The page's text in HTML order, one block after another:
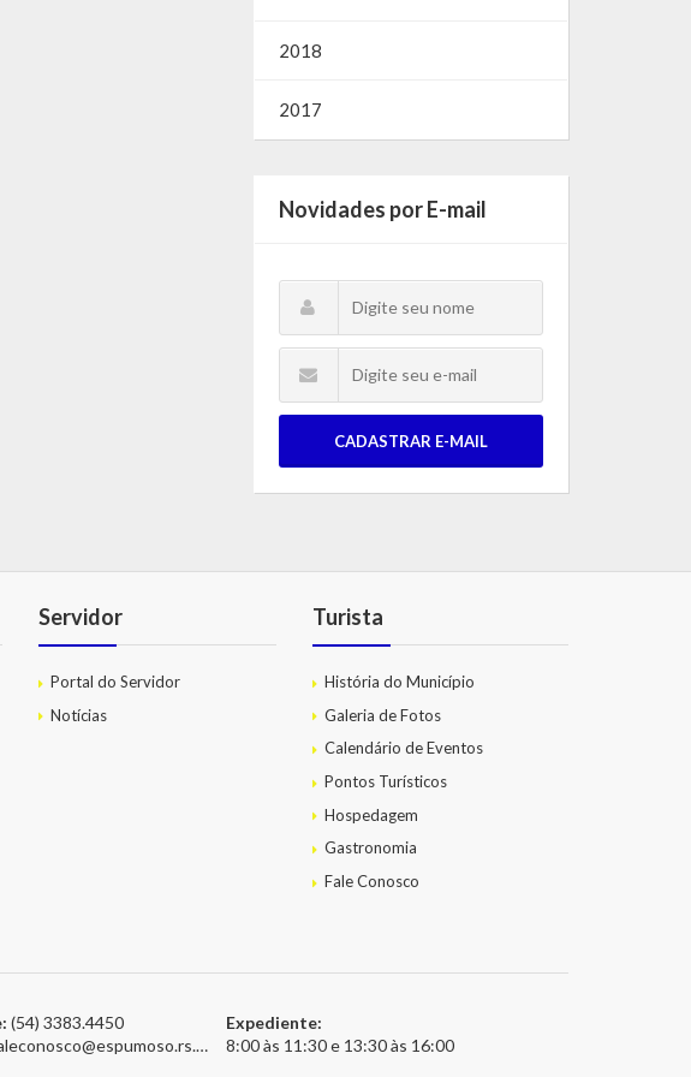
2018
2017
Novidades por E-mail
CADASTRAR E-MAIL
Servidor
Portal do Servidor
Notícias
Turista
História do Município
Galeria de Fotos
Calendário de Eventos
Pontos Turísticos
Hospedagem
Gastronomia
Fale Conosco
(54) 3383.4450
Expediente:
8:00 às 11:30 e 13:30 às 16:00